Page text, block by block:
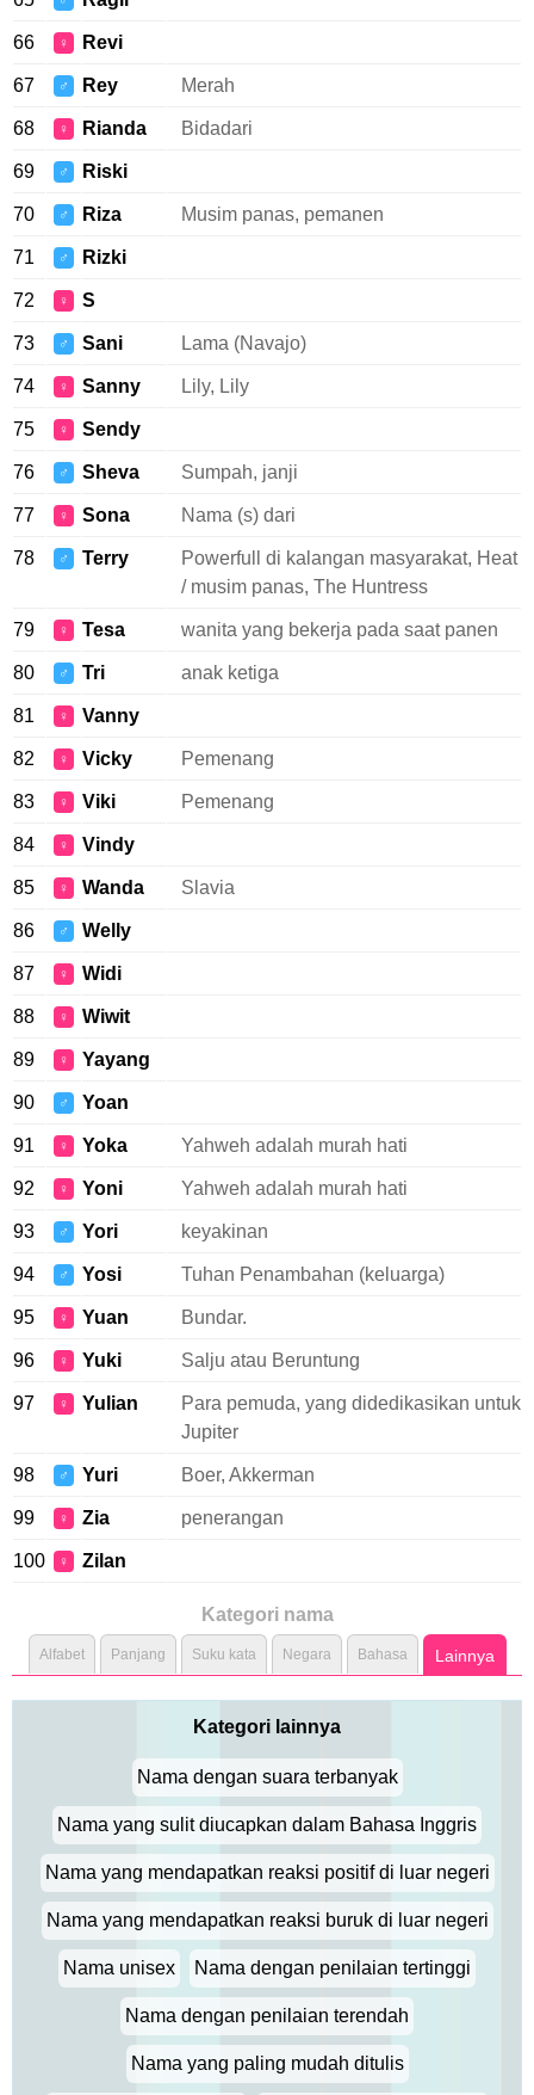
66 ♀ Revi
67 ♂ Rey Merah
68 ♀ Rianda Bidadari
69 ♂ Riski
70 ♂ Riza Musim panas, pemanen
71 ♂ Rizki
72 ♀ S
73 ♂ Sani Lama (Navajo)
74 ♀ Sanny Lily, Lily
75 ♀ Sendy
76 ♂ Sheva Sumpah, janji
77 ♀ Sona Nama (s) dari
78 ♂ Terry
Powerfull di kalangan masyarakat, Heat
/ musim panas, The Huntress
79 ♀ Tesa wanita yang bekerja pada saat panen
80 ♂ Tri anak ketiga
81 ♀ Vanny
82 ♀ Vicky Pemenang
83 ♀ Viki Pemenang
84 ♀ Vindy
85 ♀ Wanda Slavia
86 ♂ Welly
87 ♀ Widi
88 ♀ Wiwit
89 ♀ Yayang
90 ♂ Yoan
91 ♀ Yoka Yahweh adalah murah hati
92 ♀ Yoni Yahweh adalah murah hati
93 ♂ Yori keyakinan
94 ♂ Yosi Tuhan Penambahan (keluarga)
95 ♀ Yuan Bundar.
96 ♀ Yuki Salju atau Beruntung
97 ♀ Yulian
Para pemuda, yang didedikasikan untuk
Jupiter
98 ♂ Yuri Boer, Akkerman
99 ♀ Zia penerangan
100 ♀ Zilan
Kategori nama
Alfabet Panjang Suku kata Negara Bahasa Lainnya
Kategori lainnya
Nama dengan suara terbanyak
Nama yang sulit diucapkan dalam Bahasa Inggris
Nama yang mendapatkan reaksi positif di luar negeri
Nama yang mendapatkan reaksi buruk di luar negeri
Nama unisex Nama dengan penilaian tertinggi
Nama dengan penilaian terendah
Nama yang paling mudah ditulis